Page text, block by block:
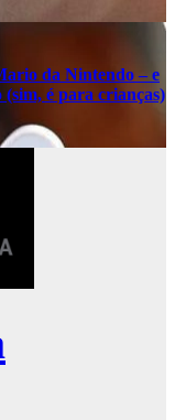
da Nintendo – e
é para crianças)